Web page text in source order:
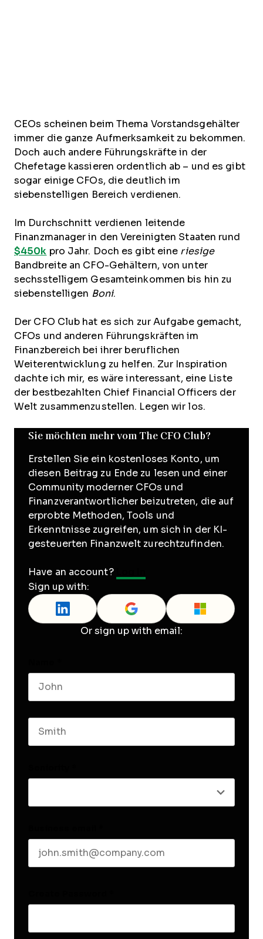
CEOs scheinen beim Thema Vorstandsgehälter
immer die ganze Aufmerksamkeit zu bekommen.
Doch auch andere Führungskräfte in der
Chefetage kassieren ordentlich ab – und es gibt
sogar einige CFOs, die deutlich im
siebenstelligen Bereich verdienen.
Im Durchschnitt verdienen leitende
Finanzmanager in den Vereinigten Staaten rund
$450k pro Jahr. Doch es gibt eine riesige
Bandbreite an CFO-Gehältern, von unter
sechsstelligem Gesamteinkommen bis hin zu
siebenstelligen Boni.
Der CFO Club hat es sich zur Aufgabe gemacht,
CFOs und anderen Führungskräften im
Finanzbereich bei ihrer beruflichen
Weiterentwicklung zu helfen. Zur Inspiration
dachte ich mir, es wäre interessant, eine Liste
der bestbezahlten Chief Financial Officers der
Welt zusammenzustellen. Legen wir los.
Sie möchten mehr vom The CFO Club?
Erstellen Sie ein kostenloses Konto, um
diesen Beitrag zu Ende zu lesen und einer
Community moderner CFOs und
Finanzverantwortlicher beizutreten, die auf
erprobte Methoden, Tools und
Erkenntnisse zugreifen, um sich in der KI-
gesteuerten Finanzwelt zurechtzufinden.
Have an account?
Sign up with:
Or sign up with email: